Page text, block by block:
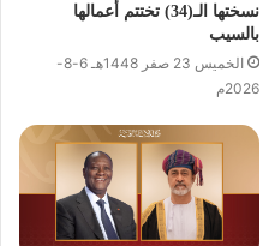
نسختها الـ(34) تختتم أعمالها
بالسيب
الخميس 23 صفر 1448هـ 6-8-
2026م